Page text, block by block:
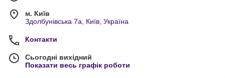
м. Київ
Здолбунівська 7а, Київ, Україна
Контакти
Сьогодні вихідний
Показати весь графік роботи